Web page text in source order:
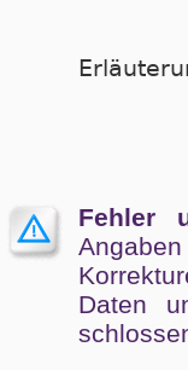
Fehler
Angaben
Da­ten